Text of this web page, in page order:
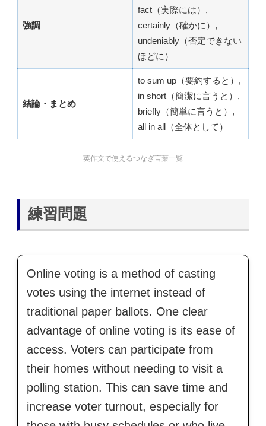
強調
fact（実際には）,
certainly（確かに）,
undeniably（否定できない
ほどに）
結論・まとめ
to sum up（要約すると）,
in short（簡潔に言うと）,
briefly（簡単に言うと）,
all in all（全体として）
英作文で使えるつなぎ言葉一覧
練習問題
Online voting is a method of casting
votes using the internet instead of
traditional paper ballots. One clear
advantage of online voting is its ease of
access. Voters can participate from
their homes without needing to visit a
polling station. This can save time and
increase voter turnout, especially for